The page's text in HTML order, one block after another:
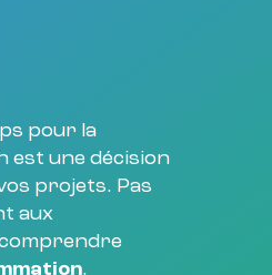
pour la
est une décision
projets. Pas
aux
.